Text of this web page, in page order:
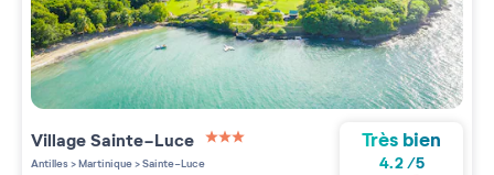
VillageSainte-Luce
3 étoiles sur 5
Antilles>Martinique>Sainte-Luce
Très bien
4.2/5